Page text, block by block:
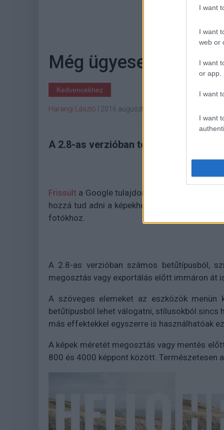
I want
I want
web or
I want
or app.
I want
I want
Még ügyesebb lett a
Kedvencekhez
Harangi László 2016 augusztus 4. 14:02
A 2.8-as verzióban testre szabható
Frissült a Google tulajdonában lévő
hozzá tud adni a képekhez, amelyek
fotókhoz.
A 2.8-as verzióban számos betűtípusból,
megosztás vagy exportálás előtt immáron át
A szöveges elemeket az eszközök menün
betűtípusból lehet válogatni, stílusokból sincs
más effektekkel egyszerre is használhatóak
A képek méretét megosztás vagy mentés
800 és 4000 képpont között. Természetesen